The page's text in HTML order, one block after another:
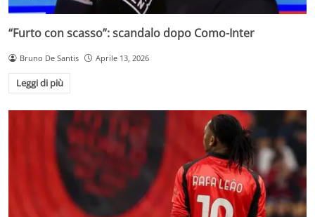
“Furto con scasso”: scandalo dopo Como-Inter
Bruno De Santis Aprile 13, 2026
Leggi di più